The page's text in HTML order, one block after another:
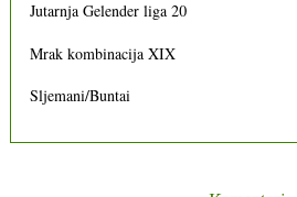
Jutarnja Gelender liga 20
Mrak kombinacija XIX
Sljemani/Buntai